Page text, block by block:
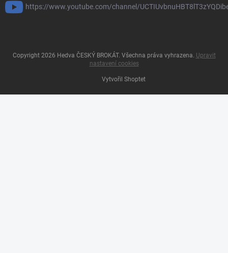
https://www.youtube.com/channel/
Vytvořil Shoptet
Copyright 2026 Hedva ČESKÝ BROKÁT. Všechna práva vyhrazena. Upravit
nastavení cookies